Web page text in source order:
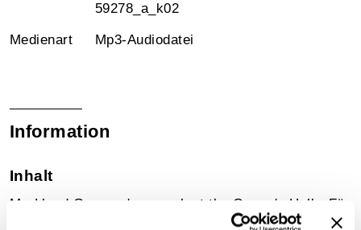
59278_a_k02
Medienart Mp3-Audiodatei
Information
Inhalt
Mr. Lloyd Georges's speech at the Queen's Hall - Für
die Aufnahme nachgesprochen vom Schauspieler